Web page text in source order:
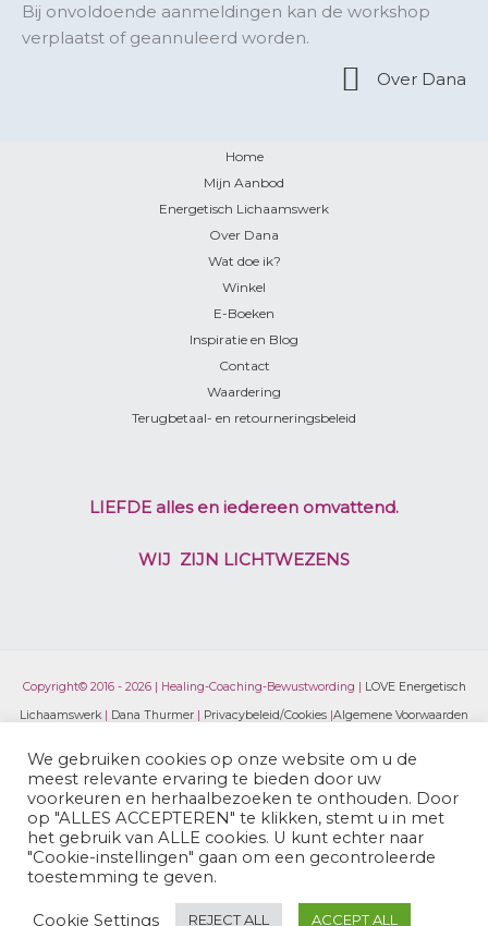
Bij onvoldoende aanmeldingen kan de workshop
verplaatst of geannuleerd worden.
Over Dana
Home
Mijn Aanbod
Energetisch Lichaamswerk
Over Dana
Wat doe ik?
Winkel
E-Boeken
Inspiratie en Blog
Contact
Waardering
Terugbetaal- en retourneringsbeleid
LIEFDE alles en iedereen omvattend.
WIJ ZIJN LICHTWEZENS
Copyright© 2016 - 2026 | Healing-Coaching-Bewustwording | LOVE Energetisch
Lichaamswerk| Dana Thurmer | Privacybeleid/Cookies |Algemene Voorwaarden
We gebruiken cookies op onze website om u de
meest relevante ervaring te bieden door uw
voorkeuren en herhaalbezoeken te onthouden. Door
op "ALLES ACCEPTEREN" te klikken, stemt u in met
het gebruik van ALLE cookies. U kunt echter naar
"Cookie-instellingen" gaan om een ​​gecontroleerde
toestemming te geven.
Cookie Settings REJECT ALL ACCEPT ALL